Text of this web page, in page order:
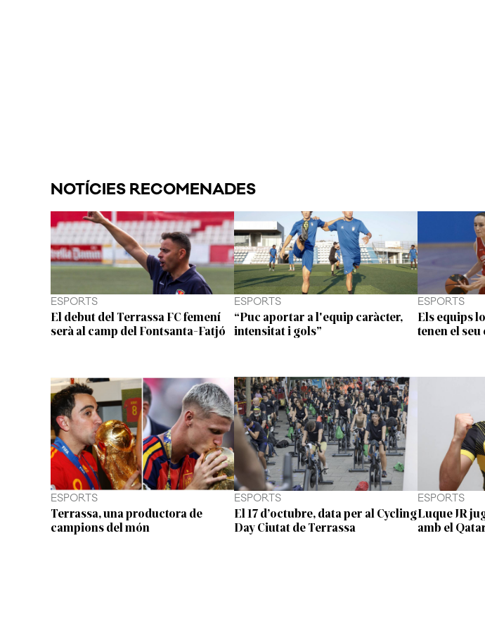
NOTÍCIES RECOMENADES
ESPORTS
El debut del Terrassa FC femení
serà al camp del Fontsanta-Fatjó
ESPORTS
“Puc aportar a l'equip caràcter,
intensitat i gols”
ESPORTS
Els equips
tenen el
ESPORTS
Terrassa, una productora de
campions del món
ESPORTS
El 17 d’octubre, data per al Cycling
Day Ciutat de Terrassa
ESPORTS
Luque JR
amb el